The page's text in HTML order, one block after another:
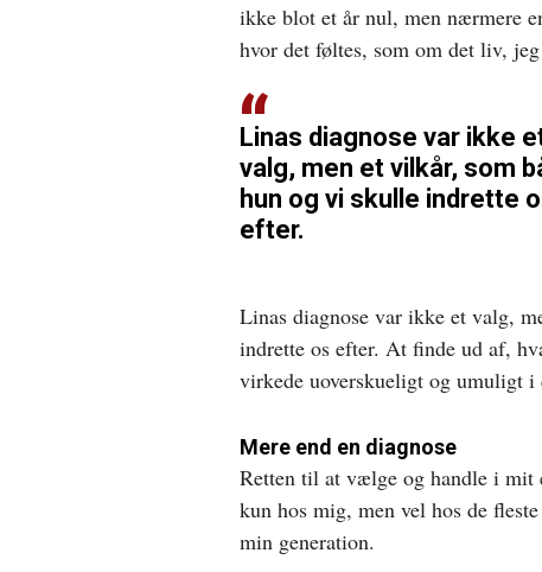
ikke blot et år nul, men nærmere
hvor det føltes, som om det liv,
Linas diagnose var ikke
valg, men et vilkår, som
hun og vi skulle indrette
efter.
Linas diagnose var ikke et valg,
indrette os efter. At finde ud af,
virkede uoverskueligt og umuligt i
Mere end en diagnose
Retten til at vælge og handle i
kun hos mig, men vel hos de
min generation.